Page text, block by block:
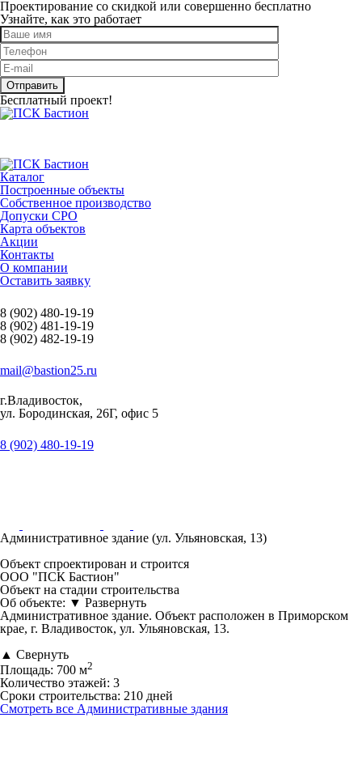
Проектирование со скидкой или совершенно бесплатно
Узнайте, как это работает
Оставьте это поле пустым.
Бесплатный проект!
Каталог
Построенные объекты
Собственное производство
Допуски СРО
Карта объектов
Акции
Контакты
О компании
Оставить заявку
8 (902) 480-19-19
8 (902) 481-19-19
8 (902) 482-19-19
mail@bastion25.ru
г.Владивосток,
ул. Бородинская, 26Г, офис 5
8 (902) 480-19-19
Административное здание (ул. Ульяновская, 13)
Объект спроектирован и строится
ООО "ПСК Бастион"
Объект на стадии строительства
Об объекте: ▼ Развернуть
Административное здание. Объект расположен в Приморском
крае, г. Владивосток, ул. Ульяновская, 13.
▲ Свернуть
Площадь: 700 м2
Количество этажей: 3
Сроки строительства: 210 дней
Смотреть все Административные здания